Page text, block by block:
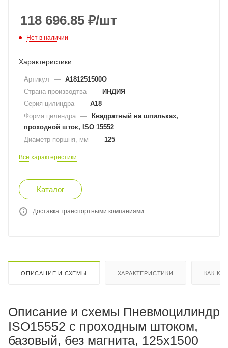
118 696.85 ₽/шт
Нет в наличии
Характеристики
Артикул — A181251500O
Страна производтва — ИНДИЯ
Серия цилиндра — A18
Форма цилиндра — Квадратный на шпильках,
проходной шток, ISO 15552
Диаметр поршня, мм
— 125
Все характеристики
Каталог
Доставка транспортными компаниями
ОПИСАНИЕ И СХЕМЫ ХАРАКТЕРИСТИКИ КАК
Описание и схемы Пневмоцилиндр
ISO15552 с проходным штоком,
базовый, без магнита, 125x1500